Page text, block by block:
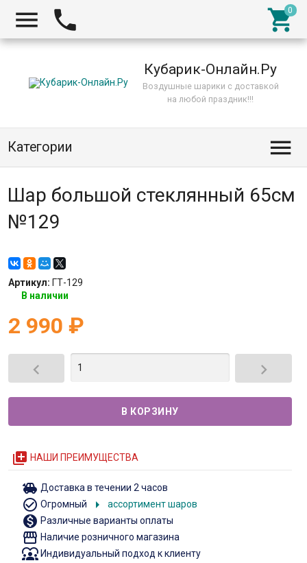
  
Кубарик-Онлайн.Ру
Воздушные шарики с доставкой
на любой праздник!!!
Категории 
Шар большой стеклянный 65см
№129
Артикул: ГТ-129
В наличии
2 990 ₽
 
queue НАШИ ПРЕИМУЩЕСТВА
toys Доставка в течении 2 часов
check_circle_outline Огромный arrow_right ассортимент шаров
monetization_on Различные варианты оплаты
storefront Наличие розничного магазина
diversity_1Индивидуальный подход к клиенту